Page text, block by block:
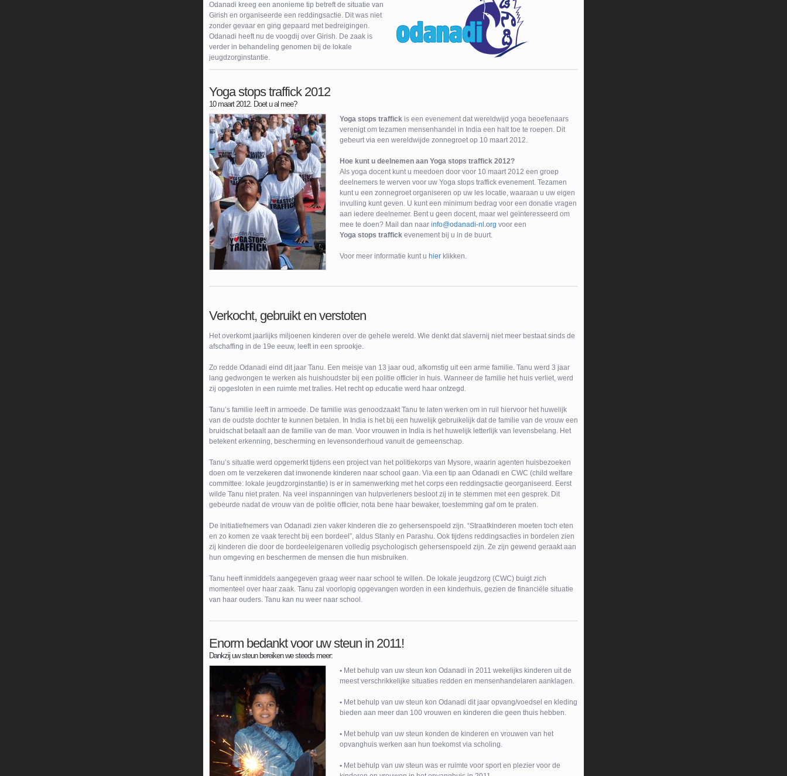
Odanadi kreeg een anonieme tip betreft de situatie van
Girish en organiseerde een reddingsactie. Dit was niet
zonder gevaar en ging gepaard met bedreigingen.
Odanadi heeft nu de voogdij over Girish. De zaak is
verder in behandeling genomen bij de lokale
jeugdzorginstantie.
Yoga stops traffick 2012
10 maart 2012. Doet u al mee?
Yoga stops traffick is een evenement dat wereldwijd yoga beoefenaars
verenigt om tezamen mensenhandel in India een halt toe te roepen. Dit
gebeurt via een wereldwijde zonnegroet op 10 maart 2012.
Hoe kunt u deelnemen aan Yoga stops traffick 2012?
Als yoga docent kunt u meedoen door voor 10 maart 2012 een groep
deelnemers te werven voor uw Yoga stops traffick evenement. Tezamen
kunt u een zonnegroet organiseren op uw les locatie, waaraan u uw eigen
invulling kunt geven. U kunt een minimum bedrag voor een donatie vragen
aan iedere deelnemer. Bent u geen docent, maar wel geïnteresseerd om
mee te doen? Mail dan naar info@odanadi-nl.org voor een
Yoga stops traffick evenement bij u in de buurt.
Voor meer informatie kunt u hier klikken.
Verkocht, gebruikt en verstoten
Het overkomt jaarlijks miljoenen kinderen over de gehele wereld. Wie denkt dat slavernij niet meer bestaat sinds de
afschaffing in de 19e eeuw, leeft in een sprookje.
Zo redde Odanadi eind dit jaar Tanu. Een meisje van 13 jaar oud, afkomstig uit een arme familie. Tanu werd 3 jaar
lang gedwongen te werken als huishoudster bij een politie officier in huis. Wanneer de familie het huis verliet, werd
zij opgesloten in een ruimte met tralies. Het recht op educatie werd haar ontzegd.
Tanu’s familie leeft in armoede. De familie was genoodzaakt Tanu te laten werken om in ruil hiervoor het huwelijk
van de oudste dochter te kunnen betalen. In India is het bij een huwelijk gebruikelijk dat de familie van de vrouw een
bruidschat betaalt aan de familie van de man. Voor vrouwen in India is het huwelijk letterlijk van levensbelang. Het
betekent erkenning, bescherming en levensonderhoud vanuit de gemeenschap.
Tanu’s situatie werd opgemerkt tijdens een project van het politiekorps van Mysore, waarin agenten huisbezoeken
doen om te verzekeren dat inwonende kinderen naar school gaan. Via een tip aan Odanadi en CWC (child welfare
committee: lokale jeugdzorginstantie) is er in samenwerking met het corps een reddingsactie georganiseerd. Eerst
wilde Tanu niet praten. Na veel inspanningen van hulpverleners besloot zij in te stemmen met een gesprek. Dit
gebeurde nadat de vrouw van de politie officier, nota bene haar bewaker, toestemming gaf om te praten.
De initiatiefnemers van Odanadi zien vaker kinderen die zo gehersenspoeld zijn. “Straatkinderen moeten toch eten
en zo komen ze vaak terecht bij een bordeel”, aldus Stanly en Parashu. Ook tijdens reddingsacties in bordelen zien
zij kinderen die door de bordeeleigenaren volledig psychologisch gehersenspoeld zijn. Ze zijn gewend geraakt aan
hun omgeving en beschermen de mensen die hun misbruiken.
Tanu heeft inmiddels aangegeven graag weer naar school te willen. De lokale jeugdzorg (CWC) buigt zich
momenteel over haar zaak. Tanu zal voorlopig opgevangen worden in een kinderhuis, gezien de financiële situatie
van haar ouders. Tanu kan nu weer naar school.
Enorm bedankt voor uw steun in 2011!
Dankzij uw steun bereiken we steeds meer:
• Met behulp van uw steun kon Odanadi in 2011 wekelijks kinderen uit de
meest verschrikkelijke situaties redden en mensenhandelaren aanklagen.
• Met behulp van uw steun kon Odanadi dit jaar opvang/voedsel en kleding
bieden aan meer dan 100 vrouwen en kinderen die geen thuis hebben.
• Met behulp van uw steun konden de kinderen en vrouwen van het
opvanghuis werken aan hun toekomst via scholing.
• Met behulp van uw steun was er ruimte voor sport en plezier voor de